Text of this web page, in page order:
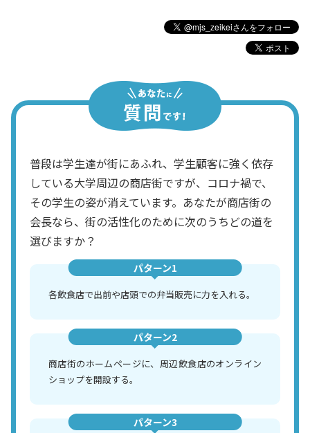
普段は学生達が街にあふれ、学生顧客に強く依存
している大学周辺の商店街ですが、コロナ禍で、
その学生の姿が消えています。あなたが商店街の
会長なら、街の活性化のために次のうちどの道を
選びますか？
パターン1
各飲食店で出前や店頭での弁当販売に力を入れる。
パターン2
商店街のホームページに、周辺飲食店のオンライン
ショップを開設する。
パターン3